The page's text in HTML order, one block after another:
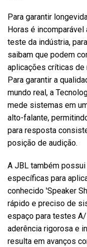
Idioma/Região
Para garantir
Horas é
teste da indústria,
saibam que podem
aplicações críticas
Para garantir a
mundo real, a
mede sistemas em
alto-falante,
para resposta
posição de audição.
A JBL também
específicas para
conhecido 'Speaker
rápido e preciso de
espaço para testes
aderência rigorosa e
resulta em avanços